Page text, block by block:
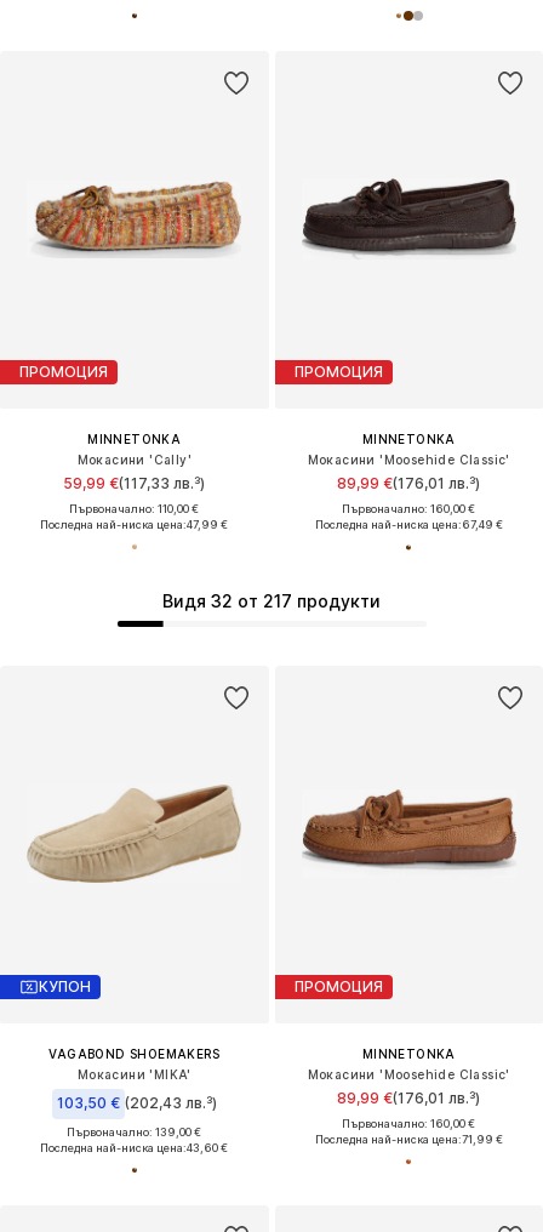
ПРОМОЦИЯ
MINNETONKA
Мокасини 'Cally'
59,99 €(117,33 лв.³)
Първоначално: 110,00 €
Последна най-ниска цена:47,99 €
ПРОМОЦИЯ
MINNETONKA
Мокасини 'Moosehide Classic'
89,99 €(176,01 лв.³)
Първоначално: 160,00 €
Последна най-ниска цена:67,49 €
КУПОН
VAGABOND SHOEMAKERS
Мокасини 'MIKA'
103,50 € (202,43 лв.³)
Първоначално: 139,00 €
Последна най-ниска цена:43,60 €
ПРОМОЦИЯ
MINNETONKA
Мокасини 'Moosehide Classic'
89,99 €(176,01 лв.³)
Първоначално: 160,00 €
Последна най-ниска цена:71,99 €
Видя 32 от 217 продукти